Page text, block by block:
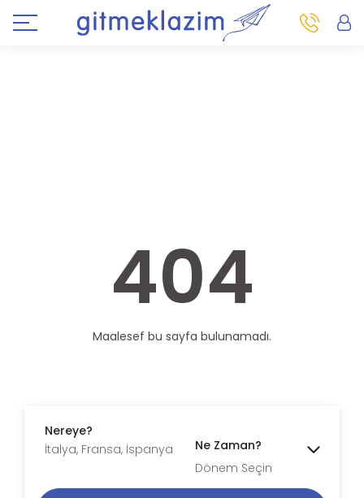
404
Maalesef bu sayfa bulunamadı.
Nereye?
Ne Zaman?
Dönem Seçin